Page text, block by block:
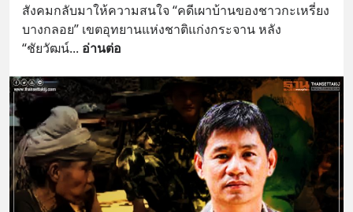
สังคมกลับมาให้ความสนใจ “คดีเผาบ้านของชาวกะเหรี่ยง
บางกลอย” เขตอุทยานแห่งชาติแก่งกระจาน หลัง
“ชัยวัฒน์... อ่านต่อ